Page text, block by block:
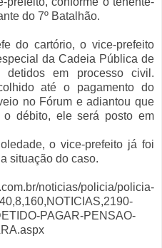
do 7º Batalhão.
do cartório, o vice-prefeito
da Cadeia Pública de
em processo civil.
até o pagamento do
no Fórum e adiantou que
o débito, ele será posto em
o vice-prefeito já foi
situação do caso.
noticias/policia/policia-
PAGAR-PENSAO-